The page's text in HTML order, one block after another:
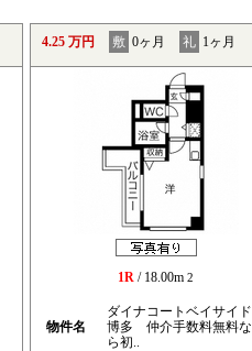
4.25 万円 敷 0ヶ月 礼 1ヶ月
1R / 18.00m 2
物件名
ダイナコートベイサイド
博多 仲介手数料無料な
ら初..